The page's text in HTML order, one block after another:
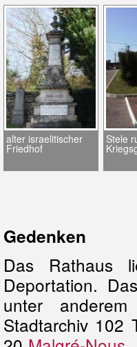
alter israelitischer
Friedhof
Stele
Gedenken
Das Rathaus
Deportation.
unter
Stadtarchiv 102